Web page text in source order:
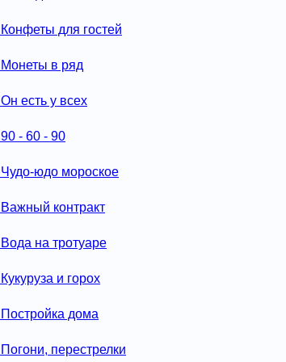
Конфеты для гостей
Монеты в ряд
Он есть у всех
90 - 60 - 90
Чудо-юдо мороское
Важный контракт
Вода на тротуаре
Кукуруза и горох
Постройка дома
Погони, перестрелки